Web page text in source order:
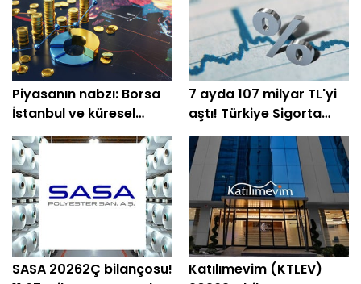
Piyasanın nabzı: Borsa
İstanbul ve küresel
piyasalarda gün
başlarken (10 Ağustos)
7 ayda 107 milyar TL'yi
aştı! Türkiye Sigorta
temmuz sonu prim
üretimini açıkladı
SASA 20262Ç bilançosu!
Katılımevim (KTLEV)